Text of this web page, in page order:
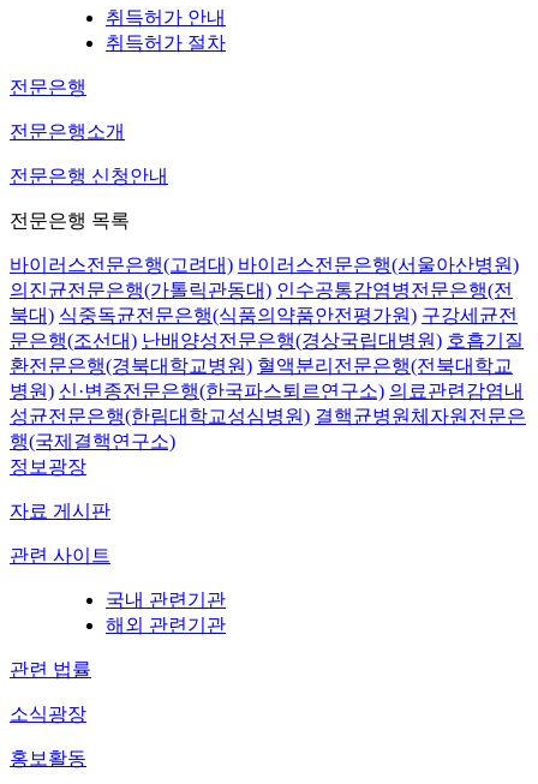
취득허가 안내
취득허가 절차
전문은행
전문은행소개
전문은행 신청안내
전문은행 목록
바이러스전문은행(고려대) 바이러스전문은행(서울아산병원)
의진균전문은행(가톨릭관동대) 인수공통감염병전문은행(전
북대) 식중독균전문은행(식품의약품안전평가원) 구강세균전
문은행(조선대) 난배양성전문은행(경상국립대병원) 호흡기질
환전문은행(경북대학교병원) 혈액분리전문은행(전북대학교
병원) 신·변종전문은행(한국파스퇴르연구소) 의료관련감염내
성균전문은행(한림대학교성심병원) 결핵균병원체자원전문은
행(국제결핵연구소)
정보광장
자료 게시판
관련 사이트
국내 관련기관
해외 관련기관
관련 법률
소식광장
홍보활동